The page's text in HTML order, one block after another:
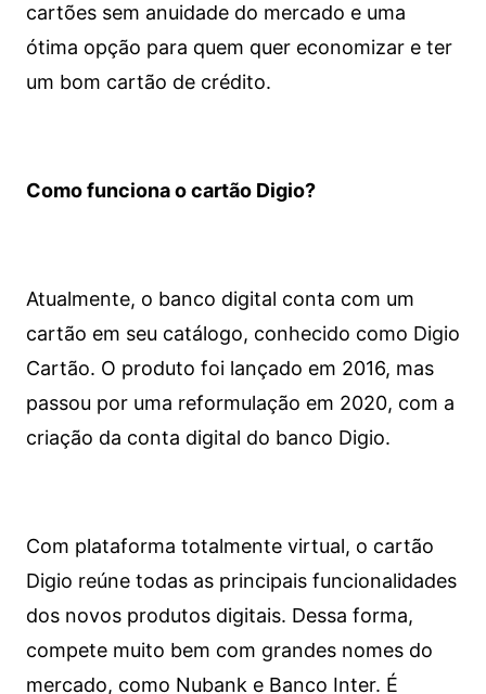
cartões sem anuidade do mercado e uma
ótima opção para quem quer economizar e ter
um bom cartão de crédito.
Como funciona o cartão Digio?
Atualmente, o banco digital conta com um
cartão em seu catálogo, conhecido como Digio
Cartão. O produto foi lançado em 2016, mas
passou por uma reformulação em 2020, com a
criação da conta digital do banco Digio.
Com plataforma totalmente virtual, o cartão
Digio reúne todas as principais funcionalidades
dos novos produtos digitais. Dessa forma,
compete muito bem com grandes nomes do
mercado, como Nubank e Banco Inter. É